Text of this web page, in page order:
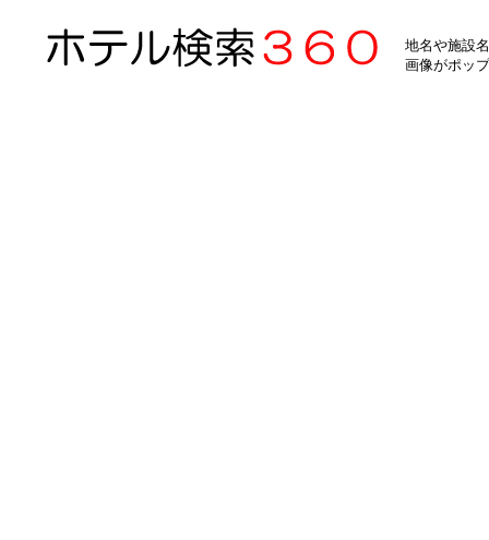
地名や施設
画像がポッ